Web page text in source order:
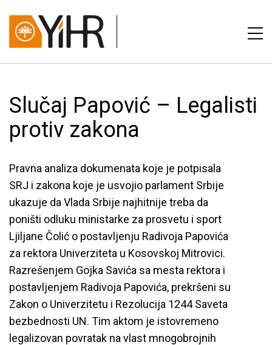
Slučaj Papović – Legalisti
protiv zakona
Pravna analiza dokumenata koje je potpisala
SRJ i zakona koje je usvojio parlament Srbije
ukazuje da Vlada Srbije najhitnije treba da
poništi odluku ministarke za prosvetu i sport
Ljiljane Čolić o postavljenju Radivoja Papovića
za rektora Univerziteta u Kosovskoj Mitrovici.
Razrešenjem Gojka Savića sa mesta rektora i
postavljenjem Radivoja Papovića, prekršeni su
Zakon o Univerzitetu i Rezolucija 1244 Saveta
bezbednosti UN. Tim aktom je istovremeno
legalizovan povratak na vlast mnogobrojnih